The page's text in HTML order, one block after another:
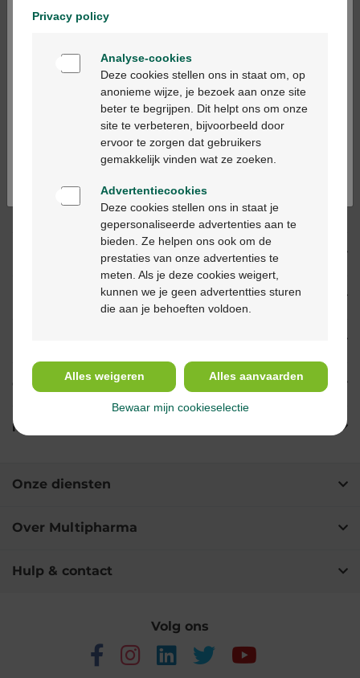
Max. aantal = 10
werkdag geleverd
levering in je Multipharma apotheek
levering thuis vanaf €55
betalen
Klantendienstvia chat ofcontactformulier
Productbeschrijving
Eigenschappen
Gebruik
Ingrediënten
Onze diensten
Over Multipharma
Hulp & contact
Volg ons
Bienvenue
Ga verder in het nederlands
Continuez en français
Privacy policy
Analyse-cookies
Deze cookies stellen ons in staat om, op
anonieme wijze, je bezoek aan onze site
beter te begrijpen. Dit helpt ons om onze
site te verbeteren, bijvoorbeeld door
ervoor te zorgen dat gebruikers
gemakkelijk vinden wat ze zoeken.
Advertentiecookies
Deze cookies stellen ons in staat je
gepersonaliseerde advertenties aan te
bieden. Ze helpen ons ook om de
prestaties van onze advertenties te
meten. Als je deze cookies weigert,
kunnen we je geen advertentties sturen
die aan je behoeften voldoen.
Alles weigeren Alles aanvaarden
Bewaar mijn cookieselectie